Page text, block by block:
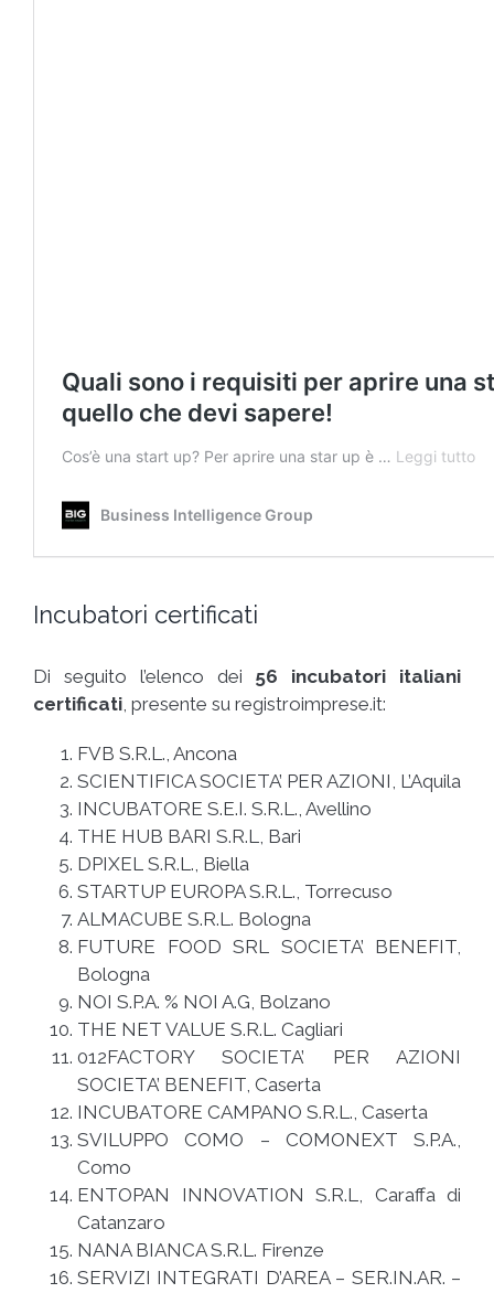
Incubatori certificati
Di seguito l’elenco dei 56 incubatori italiani
certificati, presente su registroimprese.it:
FVB S.R.L., Ancona
SCIENTIFICA SOCIETA’ PER AZIONI, L’Aquila
INCUBATORE S.E.I. S.R.L., Avellino
THE HUB BARI S.R.L, Bari
DPIXEL S.R.L., Biella
STARTUP EUROPA S.R.L., Torrecuso
ALMACUBE S.R.L. Bologna
FUTURE FOOD SRL SOCIETA’ BENEFIT,
Bologna
NOI S.P.A. % NOI A.G, Bolzano
THE NET VALUE S.R.L. Cagliari
012FACTORY SOCIETA’ PER AZIONI
SOCIETA’ BENEFIT, Caserta
INCUBATORE CAMPANO S.R.L., Caserta
SVILUPPO COMO – COMONEXT S.P.A.,
Como
ENTOPAN INNOVATION S.R.L, Caraffa di
Catanzaro
NANA BIANCA S.R.L. Firenze
SERVIZI INTEGRATI D’AREA – SER.IN.AR. –